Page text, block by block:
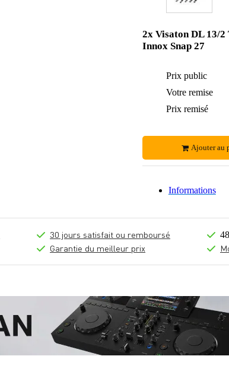
2x Visaton DL 13/2
Innox Snap 27
Prix public
Votre remise
Prix remisé
Ajouter au
Informations
30 jours satisfait ou remboursé
Garantie du meilleur prix